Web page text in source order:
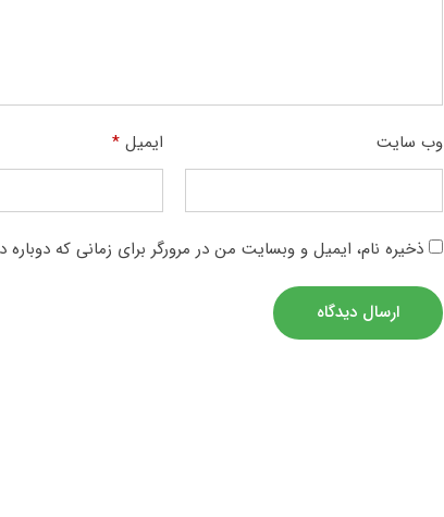
ایمیل * وب‌ سایت
ذخیره نام، ایمیل و وبسایت من در مرورگر برای زمانی که
ارسال دیدگاه